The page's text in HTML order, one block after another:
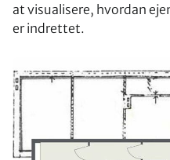
at visualisere, hvordan
er indrettet.